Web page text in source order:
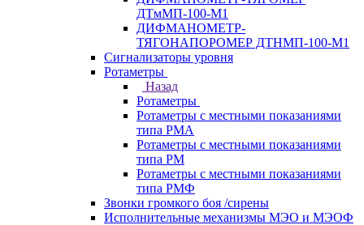
ДТмМП-100-М1
ДИФМАНОМЕТР-
ТЯГОНАПОРОМЕР ДТНМП-100-М1
Сигнализаторы уровня
Ротаметры
Назад
Ротаметры
Ротаметры с местными показаниями
типа РМА
Ротаметры с местными показаниями
типа РМ
Ротаметры с местными показаниями
типа РМФ
Звонки громкого боя /сирены
Исполнительные механизмы МЭО и МЭОФ